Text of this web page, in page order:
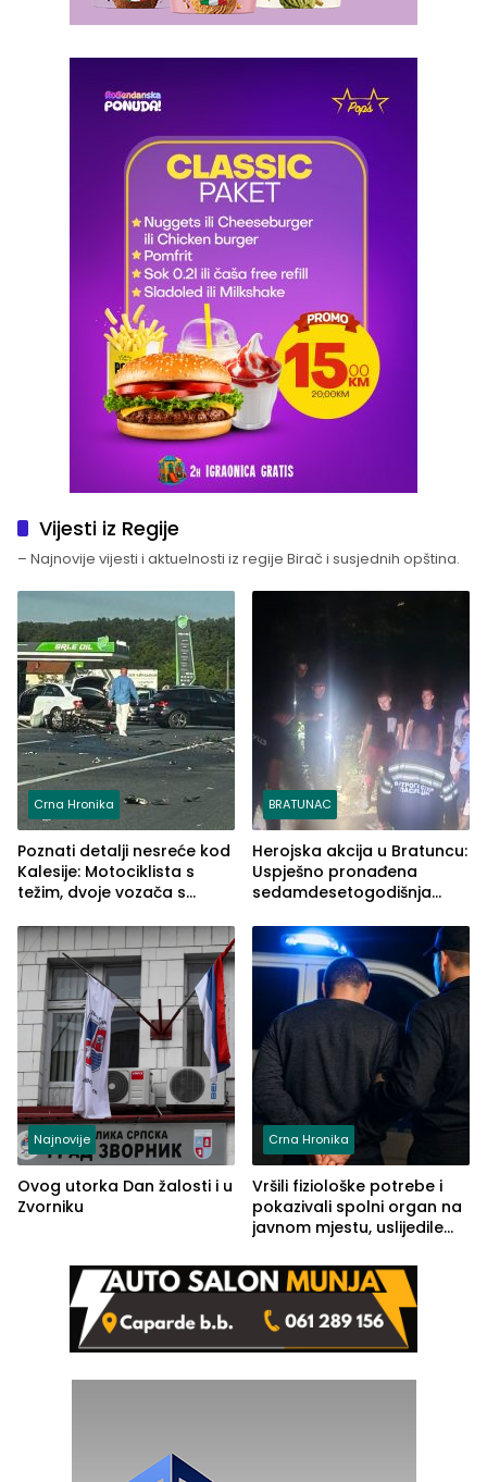
Vijesti iz Regije
– Najnovije vijesti i aktuelnosti iz regije Birač i susjednih opština.
Crna Hronika
Poznati detalji nesreće kod
Kalesije: Motociklista s
težim, dvoje vozača s
BRATUNAC
Herojska akcija u Bratuncu:
Uspješno pronađena
sedamdesetogodišnja
Kravice.
Najnovije
Ovog utorka Dan žalosti i u
Zvorniku
Crna Hronika
Vršili fiziološke potrebe i
pokazivali spolni organ na
javnom mjestu, uslijedile